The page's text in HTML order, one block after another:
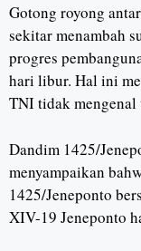
Gotong royong
sekitar menambah
progres
hari libur. Hal ini
TNI tidak mengenal
Dandim 1425/
menyampaikan
1425/Jeneponto
XIV-19 Jeneponto